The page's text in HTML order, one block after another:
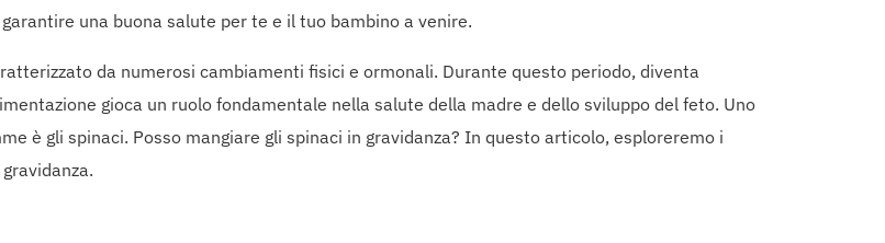
una buona salute per te e il tuo bambino a venire.
da numerosi cambiamenti fisici e ormonali. Durante questo periodo, diventa
gioca un ruolo fondamentale nella salute della madre e dello sviluppo del feto. Uno
è gli spinaci. Posso mangiare gli spinaci in gravidanza? In questo articolo, esploreremo i